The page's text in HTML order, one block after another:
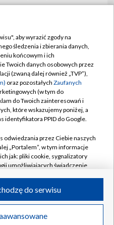
Wideo
TVP
TVP
w TVP
przetargowe
Telewizyjna
TVP
zgody
Akcyjna w likwidacji
aby wyrazić zgody na
śledzenia i zbierania danych,
końcowym i ich
Twoich danych osobowych przez
(zwaną dalej również „TVP”),
oraz pozostałych Zaufanych
(w tym do
do Twoich zainteresowań i
które wskazujemy poniżej, a
identyfikatora PPID do Google.
odwiedzania przez Ciebie naszych
„Portalem”, w tym informacje
jak: pliki cookie, sygnalizatory
umożliwiających świadczenie
odwiedzania przez Ciebie
jak adresy IP, identyfikatory
do serwisu